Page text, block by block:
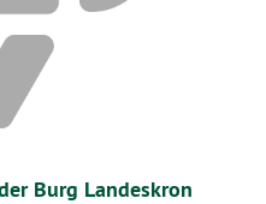
Burg Landeskron